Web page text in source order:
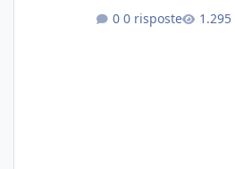
cardinali, e tre pulitori
0 risposte